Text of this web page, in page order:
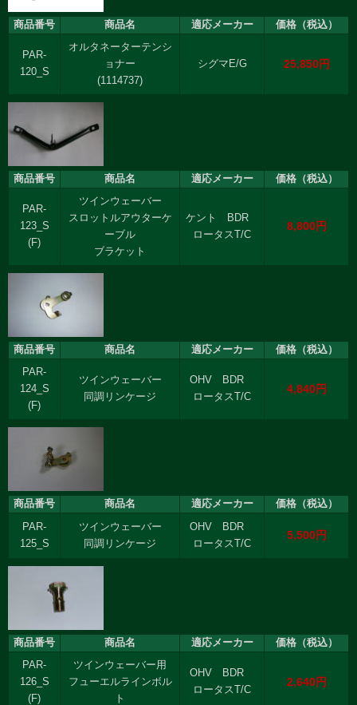
商品番号 商品名 適応メーカー 価格（税込）
PAR-
120_S
オルタネーターテンシ
ョナー
(1114737)
シグマE/G 25,850円
商品番号 商品名 適応メーカー 価格（税込）
PAR-
123_S
(F)
ツインウェーバー
スロットルアウターケ
ーブル
ブラケット
ケント BDR
ロータスT/C
8,800円
商品番号 商品名 適応メーカー
価格（税込）
PAR-
124_S
(F)
ツインウェーバー
同調リンケージ
OHV BDR
ロータスT/C
4,840円
商品番号 商品名 適応メーカー 価格（税込）
PAR-
125_S
ツインウェーバー
同調リンケージ
OHV BDR
ロータスT/C
5,500円
商品番号 商品名 適応メーカー
価格（税込）
PAR-
126_S
(F)
ツインウェーバー用
フューエルラインボル
ト
OHV BDR
ロータスT/C
2,640円